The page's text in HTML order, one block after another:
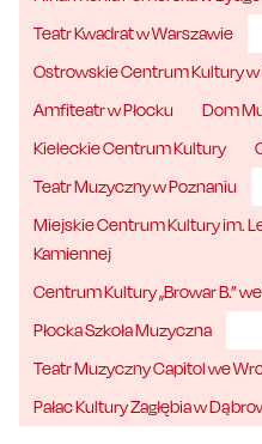
Teatr Kwadrat w Warszawie
Ostrowskie Centrum Kultury
Amfiteatr w Płocku
Dom
Kieleckie Centrum Kultury
Teatr Muzyczny w Poznaniu
Miejskie Centrum Kultury im.
Kamiennej
Centrum Kultury „Browar B.”
Płocka Szkoła Muzyczna
Teatr Muzyczny Capitol we
Pałac Kultury Zagłębia w